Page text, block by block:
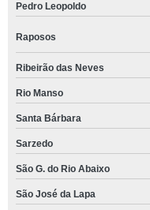
Pedro Leopoldo
Raposos
Ribeirão das Neves
Rio Manso
Santa Bárbara
Sarzedo
São G. do Rio Abaixo
São José da Lapa